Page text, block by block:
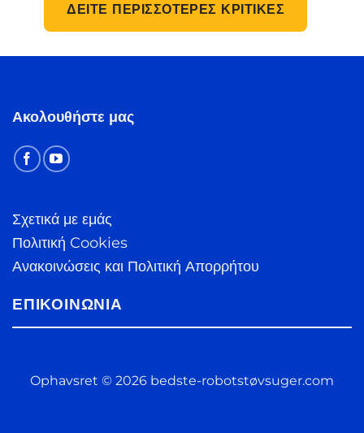
ΔΕΊΤΕ ΠΕΡΙΣΣΌΤΕΡΕΣ ΚΡΙΤΙΚΈΣ
Ακολουθήστε μας
Σχετικά με εμάς
Πολιτική Cookies
Ανακοινώσεις και Πολιτική Απορρήτου
ΕΠΙΚΟΙΝΩΝΊΑ
Ophavsret © 2026 bedste-robotstøvsuger.com